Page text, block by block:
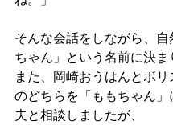
そんな会話をしながら、自
ちゃん」という名前に決ま
また、岡崎おうはんとボ
のどちらを「ももちゃん」
夫と相談しましたが、